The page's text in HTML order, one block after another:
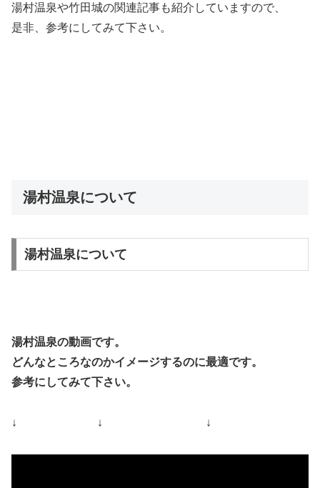
湯村温泉や竹田城の関連記事も紹介していますので、
是非、参考にしてみて下さい。
湯村温泉について
湯村温泉について
湯村温泉の動画です。
どんなところなのかイメージするのに最適です。
参考にしてみて下さい。
↓ ↓ ↓